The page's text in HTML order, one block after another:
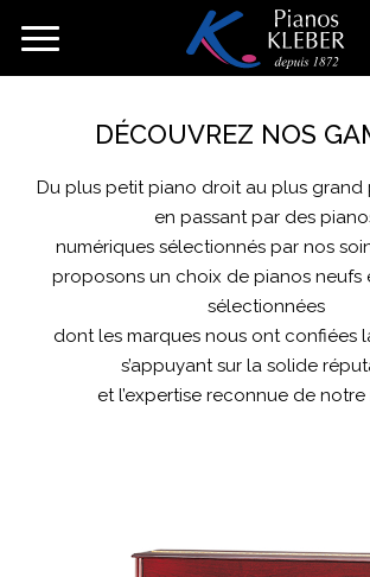
Toggle
DÉCOUVREZ NOS
Du plus petit piano droit au plus grand
en passant par des
numériques sélectionnés par nos
proposons un choix de pianos neufs
sélectionnées
dont les marques nous ont confiées
s’appuyant sur la solide
et l’expertise reconnue de notre